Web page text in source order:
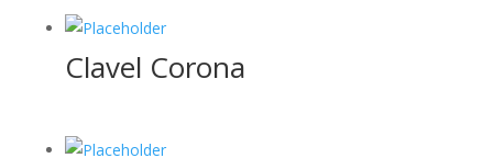
Clavel Corona